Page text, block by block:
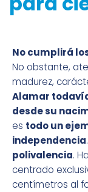
No cumplirá
No obstante,
madurez,
Alamar
desde su
es todo un
independencia.
polivalencia.
centrado
centímetros al